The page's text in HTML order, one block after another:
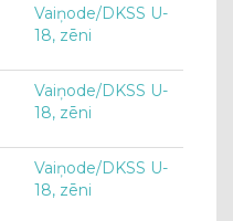
Vaiņode/DKSS U-
18, zēni
Vaiņode/DKSS U-
18, zēni
Vaiņode/DKSS U-
18, zēni